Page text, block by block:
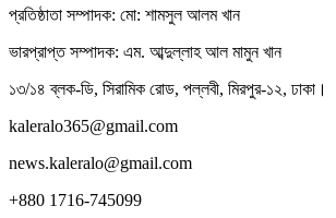
প্রতিষ্ঠাতা সম্পাদক: মো: শামসুল আলম খান
ভারপ্রাপ্ত সম্পাদক: এম. আব্দুল্লাহ আল মামুন খান
১৩/১৪ ব্লক-ডি, সিরামিক রোড, পল্লবী, মিরপুর-১২, ঢাকা।
kaleralo365@gmail.com
news.kaleralo@gmail.com
+880 1716-745099